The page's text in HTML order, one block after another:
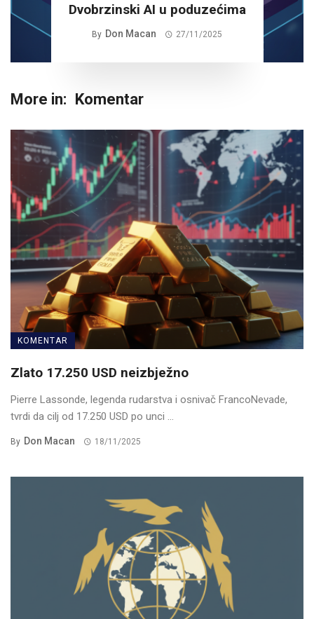
Dvobrzinski AI u poduzećima
By Don Macan 27/11/2025
More in: Komentar
KOMENTAR
Zlato 17.250 USD neizbježno
Pierre Lassonde, legenda rudarstva i osnivač FrancoNevade,
tvrdi da cilj od 17.250 USD po unci ...
By Don Macan 18/11/2025